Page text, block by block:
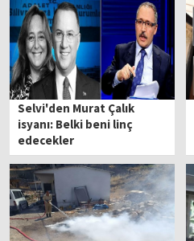
Selvi'den Murat Çalık
isyanı: Belki beni linç
edecekler